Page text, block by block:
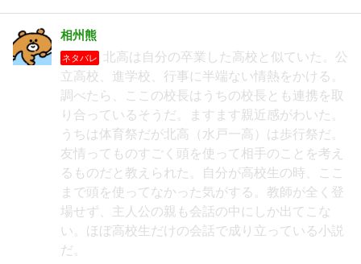
相州熊
ネタバレ
北高は自分の卒業した高校と似ていた。公
立高校、進学校、行事に半端ない情熱をかける。
調べたら、ここの校長はうちの校長とも連携を取
り合っているそうだ。ますます親近感がわいた。
うちは体育祭だが北高（水戸一高）は歩行祭だ。
友情ってものすごく頭を使って相手のことを考え
るものだと教えられた。自分が高校生の時、ここ
まで頭を使ってなかった気がする。教師が全く登
場せず、主人公の親も会話の中にしか出てこな
い。ほぼ高校生だけの会話で成り立っている小説
だ。